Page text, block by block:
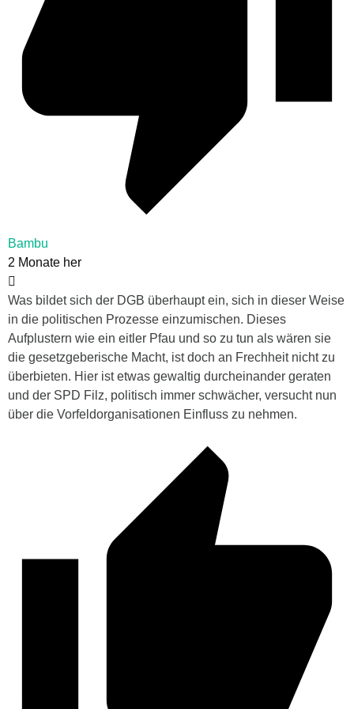
Bambu
2 Monate her
Was bildet sich der DGB überhaupt ein, sich in dieser Weise
in die politischen Prozesse einzumischen. Dieses
Aufplustern wie ein eitler Pfau und so zu tun als wären sie
die gesetzgeberische Macht, ist doch an Frechheit nicht zu
überbieten. Hier ist etwas gewaltig durcheinander geraten
und der SPD Filz, politisch immer schwächer, versucht nun
über die Vorfeldorganisationen Einfluss zu nehmen.